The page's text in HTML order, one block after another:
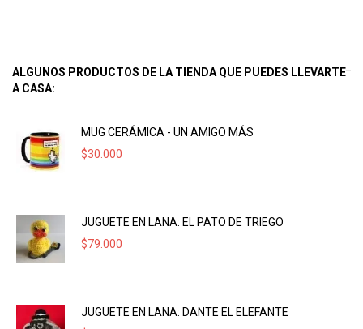
ALGUNOS PRODUCTOS DE LA TIENDA QUE PUEDES LLEVARTE
A CASA:
MUG CERÁMICA - UN AMIGO MÁS
$30.000
JUGUETE EN LANA: EL PATO DE TRIEGO
$79.000
JUGUETE EN LANA: DANTE EL ELEFANTE